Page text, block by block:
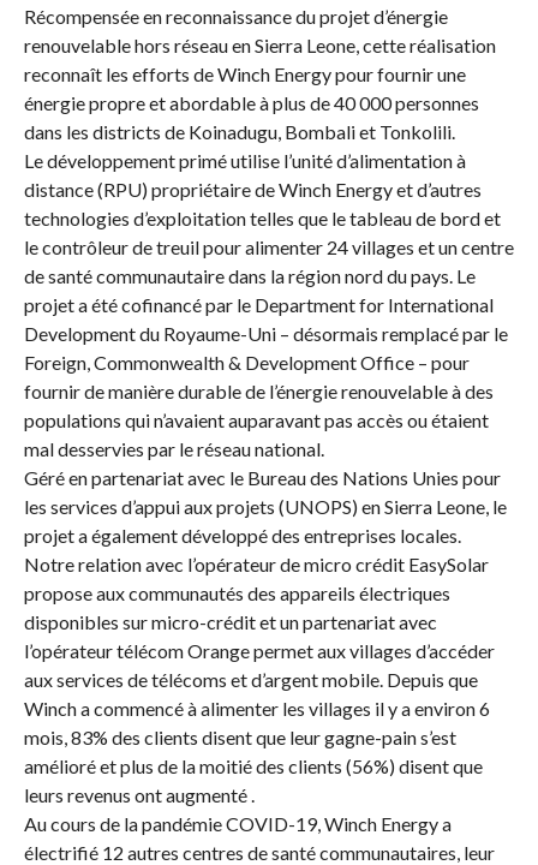
Récompensée en reconnaissance du projet d’énergie
renouvelable hors réseau en Sierra Leone, cette réalisation
reconnaît les efforts de Winch Energy pour fournir une
énergie propre et abordable à plus de 40 000 personnes
dans les districts de Koinadugu, Bombali et Tonkolili.
Le développement primé utilise l’unité d’alimentation à
distance (RPU) propriétaire de Winch Energy et d’autres
technologies d’exploitation telles que le tableau de bord et
le contrôleur de treuil pour alimenter 24 villages et un centre
de santé communautaire dans la région nord du pays. Le
projet a été cofinancé par le Department for International
Development du Royaume-Uni – désormais remplacé par le
Foreign, Commonwealth & Development Office – pour
fournir de manière durable de l’énergie renouvelable à des
populations qui n’avaient auparavant pas accès ou étaient
mal desservies par le réseau national.
Géré en partenariat avec le Bureau des Nations Unies pour
les services d’appui aux projets (UNOPS) en Sierra Leone, le
projet a également développé des entreprises locales.
Notre relation avec l’opérateur de micro crédit EasySolar
propose aux communautés des appareils électriques
disponibles sur micro-crédit et un partenariat avec
l’opérateur télécom Orange permet aux villages d’accéder
aux services de télécoms et d’argent mobile. Depuis que
Winch a commencé à alimenter les villages il y a environ 6
mois, 83% des clients disent que leur gagne-pain s’est
amélioré et plus de la moitié des clients (56%) disent que
leurs revenus ont augmenté .
Au cours de la pandémie COVID-19, Winch Energy a
électrifié 12 autres centres de santé communautaires, leur